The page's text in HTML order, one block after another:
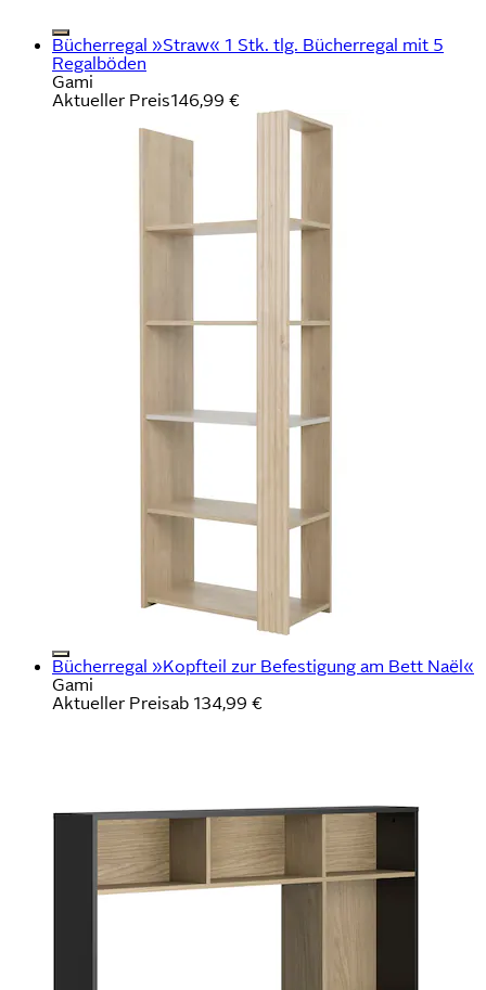
Bücherregal »Straw« 1 Stk. tlg. Bücherregal mit 5
Regalböden
Gami
Aktueller Preis146,99 €
Bücherregal »Kopfteil zur Befestigung am Bett Naël«
Gami
Aktueller Preisab 134,99 €